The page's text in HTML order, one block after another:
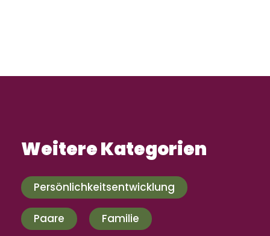
Weitere Kategorien
Persönlichkeitsentwicklung
Paare Familie